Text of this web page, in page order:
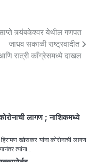
त्र्यंबकेश्वर येथील गणपत
जाधव सकाळी राष्ट्रवादीत
रात्री काँग्रेसमध्ये दाखल
लागण ; नाशिकमध्ये
खोसकर यांना कोरोनाची लागण
त्यांना…